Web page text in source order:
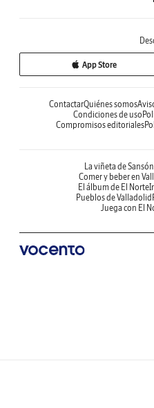
App Store
ContactarQuiénes somos
Condiciones de uso
Compromisos editoriales
La viñeta de Sansón
Comer y beber en
El álbum de El Norte
Pueblos de Valladolid
Juega con El